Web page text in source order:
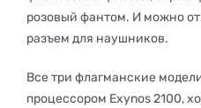
розовый фантом. И можно
разъем для наушников.
Все три флагманские
процессором Exynos 2100,